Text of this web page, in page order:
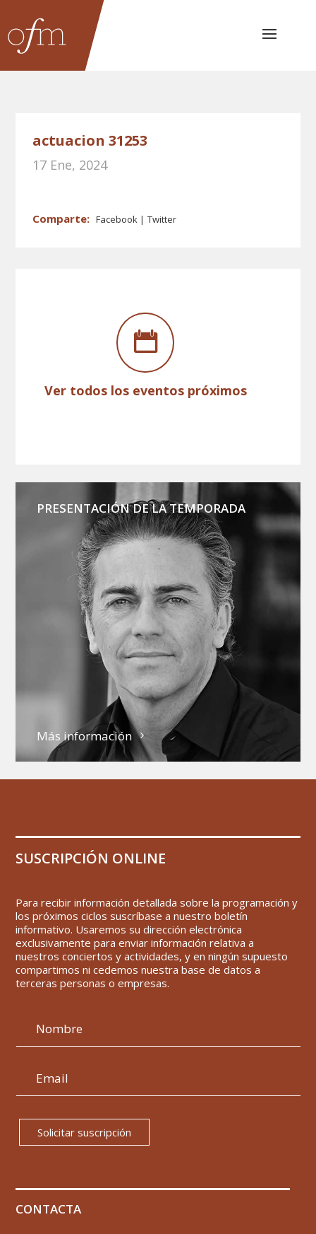
actuacion 31253
17 Ene, 2024
Facebook Twitter
Ver todos los eventos próximos
PRESENTACIÓN DE LA TEMPORADA
Más información
SUSCRIPCIÓN ONLINE
Para recibir información detallada sobre la programación y
los próximos ciclos suscríbase a nuestro boletín
informativo. Usaremos su dirección electrónica
exclusivamente para enviar información relativa a
nuestros conciertos y actividades, y en ningún supuesto
compartimos ni cedemos nuestra base de datos a
terceras personas o empresas.
Solicitar suscripción
CONTACTA